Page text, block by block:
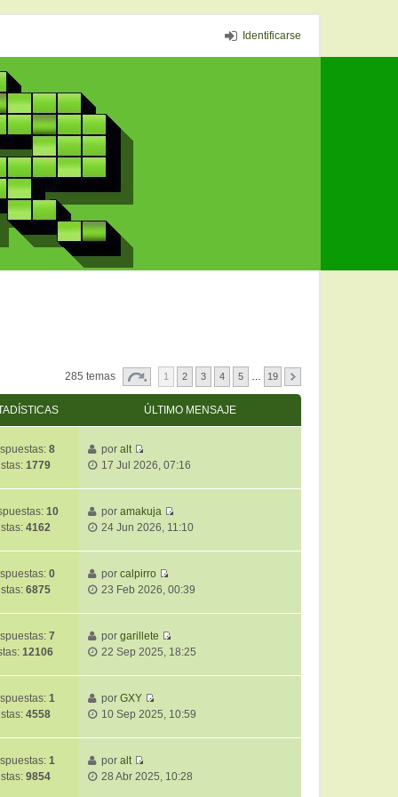
Identificarse
285 temas 1 2 3 4 5 19
ÚLTIMO MENSAJE
8
1779
poralt
V
r
ú
l
m
o
n
s
e
17 Jul 2026, 07:16
10
4162
poramakuja
V
r
l
o
s
24 Jun 2026, 11:10
0
6875
porcalpirro
V
r
ú
l
o
s
23 Feb 2026, 00:39
7
12106
porgarillete
V
r
l
o
22 Sep 2025, 18:25
1
4558
porGXY
V
r
l
10 Sep 2025, 10:59
1
9854
poralt
V
28 Abr 2025, 10:28